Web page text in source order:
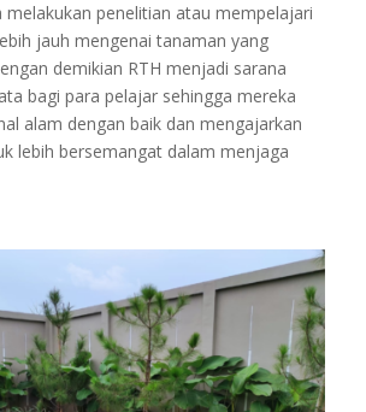
melakukan penelitian atau mempelajari
jauh mengenai tanaman yang
demikian RTH menjadi sarana
bagi para pelajar sehingga mereka
alam dengan baik dan mengajarkan
lebih bersemangat dalam menjaga